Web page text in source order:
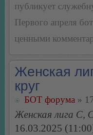
публикует
Первого апреля
ценными
Женская
круг
БОТ форума »
Женская лига С,
16.03.2025